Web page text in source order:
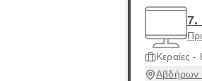
Κεραίες -
Αβδήρων